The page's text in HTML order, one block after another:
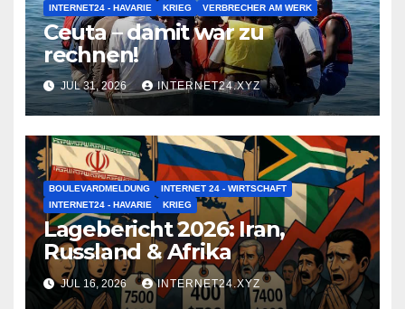
INTERNET24 - HAVARIE KRIEG VERBRECHER AM WERK
Ceuta – damit war zu
rechnen!
JUL 31, 2026 INTERNET24.XYZ
BOULEVARDMELDUNG
INTERNET 24 - WIRTSCHAFT
INTERNET24 - HAVARIE
KRIEG
Lagebericht 2026: Iran,
Russland & Afrika
JUL 16, 2026 INTERNET24.XYZ